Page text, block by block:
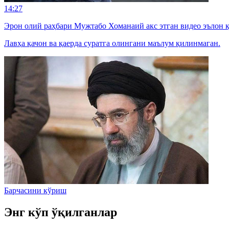
14:27
Эрон олий раҳбари Мужтабо Хоманаий акс этган видео эълон
Лавҳа қачон ва қаерда суратга олингани маълум қилинмаган.
Барчасини кўриш
Энг кўп ўқилганлар